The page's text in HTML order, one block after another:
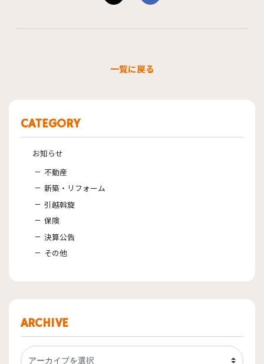
一覧に戻る
CATEGORY
お知らせ
不動産
新築・リフォーム
引越斡旋
保険
決算公告
その他
ARCHIVE